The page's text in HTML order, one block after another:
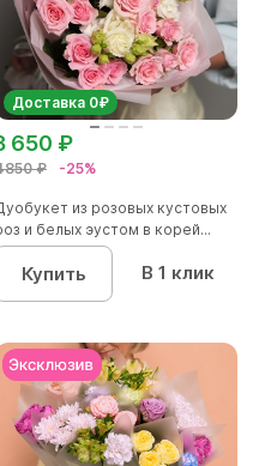
Доставка 0₽
₽ -25%
650 ₽
из розовых кустовых
и белых эустом в корей...
Купить В 1 клик